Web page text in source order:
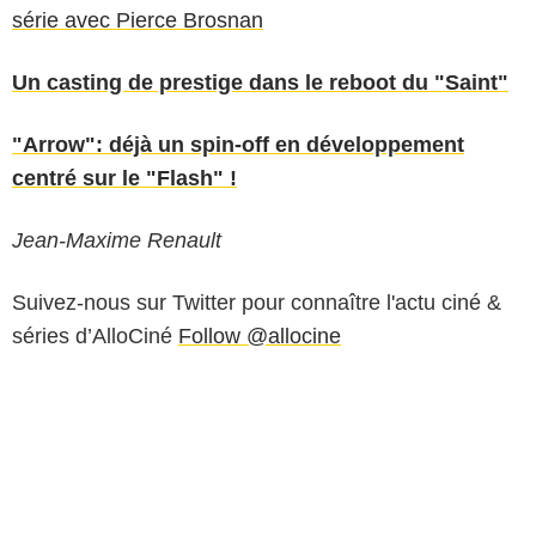
série avec Pierce Brosnan
Un casting de prestige dans le reboot du "Saint"
"Arrow": déjà un spin-off en développement
centré sur le "Flash" !
Jean-Maxime Renault
Suivez-nous sur Twitter pour connaître l'actu ciné &
séries d’AlloCiné Follow @allocine